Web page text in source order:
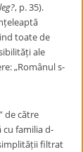
, p. 35).
toate de
ale
„Românul s-
de către
familia d-
filtrat